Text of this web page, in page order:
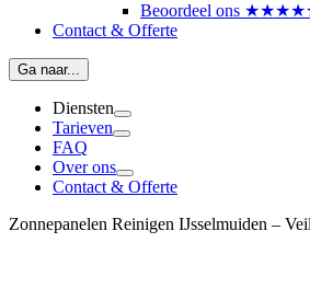
Beoordeel ons
Contact & Offerte
Ga naar...
Diensten
Tarieven
FAQ
Over ons
Contact & Offerte
Zonnepanelen Reinigen IJsselmuiden –